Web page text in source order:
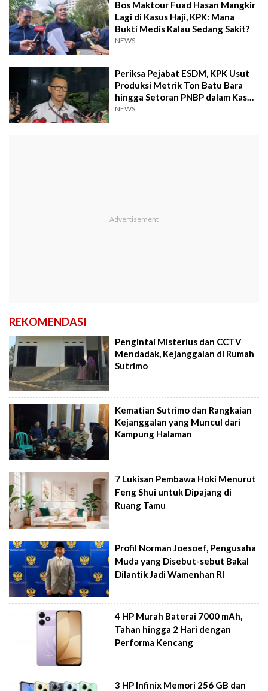
Bos Maktour Fuad Hasan Mangkir
Lagi di Kasus Haji, KPK: Mana
Bukti Medis Kalau Sedang Sakit?
NEWS
Periksa Pejabat ESDM, KPK Usut
Produksi Metrik Ton Batu Bara
hingga Setoran PNBP dalam Kasus
Kukar
NEWS
REKOMENDASI
Pengintai Misterius dan CCTV
Mendadak, Kejanggalan di Rumah
Sutrimo
Kematian Sutrimo dan Rangkaian
Kejanggalan yang Muncul dari
Kampung Halaman
7 Lukisan Pembawa Hoki Menurut
Feng Shui untuk Dipajang di
Ruang Tamu
Profil Norman Joesoef, Pengusaha
Muda yang Disebut-sebut Bakal
Dilantik Jadi Wamenhan RI
4 HP Murah Baterai 7000 mAh,
Tahan hingga 2 Hari dengan
Performa Kencang
3 HP Infinix Memori 256 GB dan